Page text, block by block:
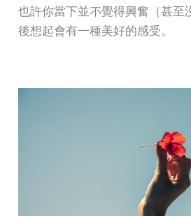
也許你當下並不覺得興奮（甚至
後想起會有一種美好的感受。